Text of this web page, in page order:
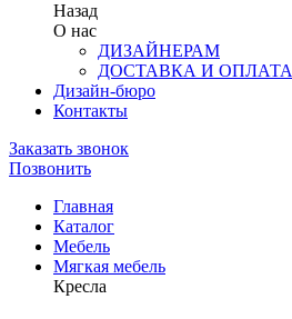
Назад
О нас
ДИЗАЙНЕРАМ
ДОСТАВКА И ОПЛАТА
Дизайн-бюро
Контакты
Заказать звонок
Позвонить
Главная
Каталог
Мебель
Мягкая мебель
Кресла